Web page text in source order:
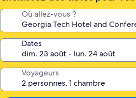
Où allez-vous ?
Dates
Voyageurs